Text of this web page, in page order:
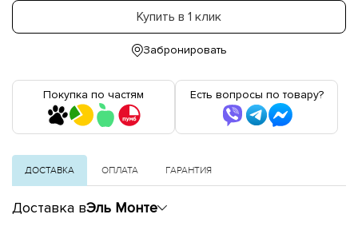
Купить в 1 клик
Забронировать
Покупка по частям Есть вопросы по товару?
ДОСТАВКА ОПЛАТА ГАРАНТИЯ
Доставка вЭль Монте